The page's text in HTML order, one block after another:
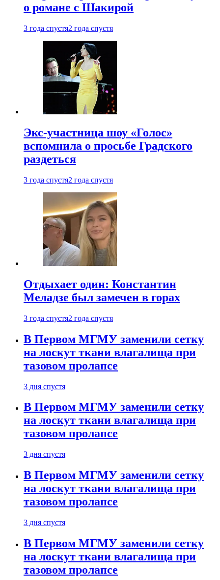
о романе с Шакирой
3 года спустя2 года спустя
Экс-участница шоу «Голос»
вспомнила о просьбе Градского
раздеться
3 года спустя2 года спустя
Отдыхает один: Константин
Меладзе был замечен в горах
3 года спустя2 года спустя
В Первом МГМУ заменили сетку
на лоскут ткани влагалища при
тазовом пролапсе
3 дня спустя
В Первом МГМУ заменили сетку
на лоскут ткани влагалища при
тазовом пролапсе
3 дня спустя
В Первом МГМУ заменили сетку
на лоскут ткани влагалища при
тазовом пролапсе
3 дня спустя
В Первом МГМУ заменили сетку
на лоскут ткани влагалища при
тазовом пролапсе